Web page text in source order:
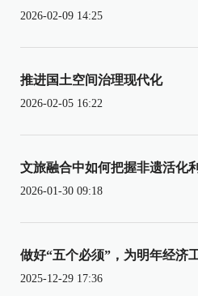
2026-02-09 14:25
推进国土空间治理现代化
2026-02-05 16:22
文旅融合中如何把握非遗活化
2026-01-30 09:18
做好“五个必须”，为明年经济
2025-12-29 17:36